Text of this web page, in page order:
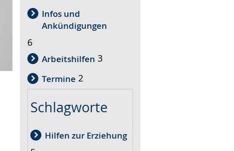
Infos und
Ankündigungen
6
Arbeitshilfen 3
Termine 2
Schlagworte
Hilfen zur Erziehung